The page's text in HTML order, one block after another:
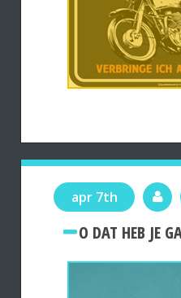
apr 7th
O DAT HEB JE